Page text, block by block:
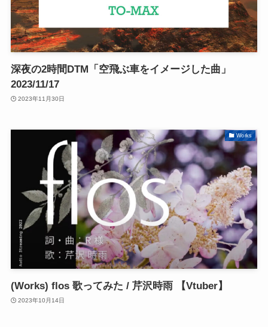
深夜の2時間DTM「空飛ぶ車をイメージした曲」
2023/11/17
2023年11月30日
Works
(Works) flos 歌ってみた / 芹沢時雨 【Vtuber】
2023年10月14日